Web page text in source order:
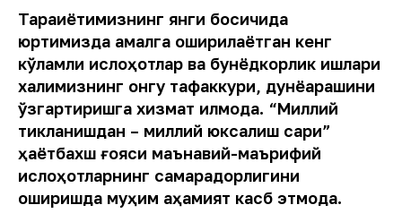
Тараққиётимизнинг янги босқичида
юртимизда амалга оширилаётган кенг
кўламли ислоҳотлар ва бунёдкорлик ишлари
халқимизнинг онгу тафаккури, дунёқарашини
ўзгартиришга хизмат қилмоқда. “Миллий
тикланишдан – миллий юксалиш сари”
ҳаётбахш ғояси маънавий-маърифий
ислоҳотларнинг самарадорлигини
оширишда муҳим аҳамият касб этмоқда.